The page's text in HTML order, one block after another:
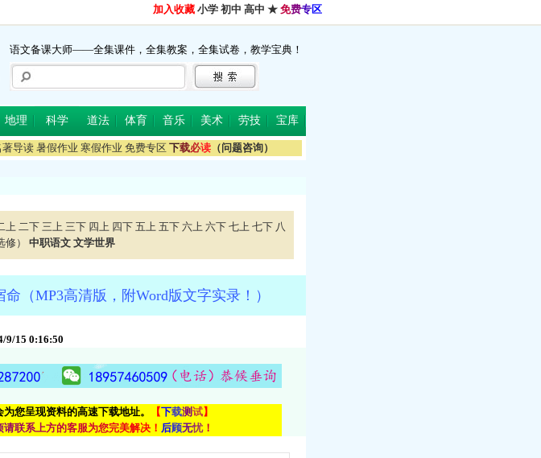
加入收藏 小学 初中 高中 ★ 免费专区
语文备课大师——全集课件，全集教案，全集试卷，教学宝典！
地理 科学 道法 体育 音乐 美术 劳技 宝库
著导读 暑假作业 寒假作业 免费专区 下载必读 （问题咨询）
上 二下 三上 三下 四上 四下 五上 五下 六上 六下 七上 七下 八
修） 中职语文 文学世界
（MP3高清版，附Word版文字实录！）
9/15 0:16:50
您呈现资料的高速下载地址。 【下载测试】
请联系上方的客服为您完美解决 ！ 后顾无忧！